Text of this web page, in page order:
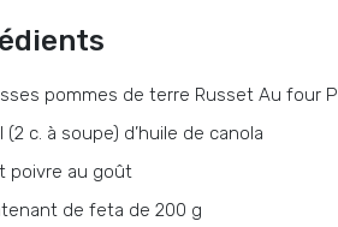
pommes de terre Russet Au four
(2 c. à soupe) d’huile de canola
poivre au goût
de feta de 200 g